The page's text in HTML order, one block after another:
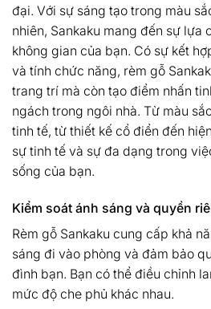
đại. Với sự sáng tạo trong màu
nhiên, Sankaku mang đến sự lựa
không gian của bạn. Có sự kết
và tính chức năng, rèm gỗ
trang trí mà còn tạo điểm nhấn
ngách trong ngôi nhà. Từ màu
tinh tế, từ thiết kế cổ điển đến
sự tinh tế và sự đa dạng trong
sống của bạn.
Kiểm soát ánh sáng và quyền
Rèm gỗ Sankaku cung cấp khả
sáng đi vào phòng và đảm bảo
đình bạn. Bạn có thể điều chỉnh
mức độ che phủ khác nhau.